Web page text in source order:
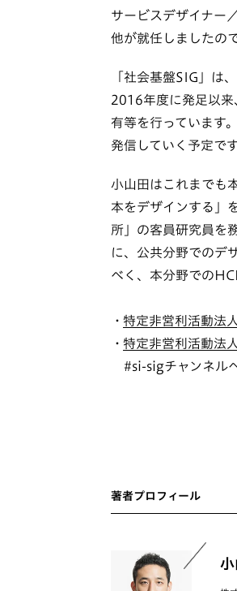
サービスデザイナー
他が就任しましたの
「社会基盤SIG」は
2016年度に発足以来
有等を行っています
発信していく予定です
小山田はこれまでも
本をデザインする」
所」の客員研究員を
に、公共分野でのデ
べく、本分野での
特定非営利活動法
特定非営利活動法
#si-sigチャンネル
著者プロフィール